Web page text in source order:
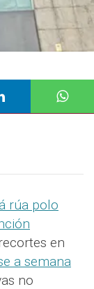
rúa polo
en
a semana
no